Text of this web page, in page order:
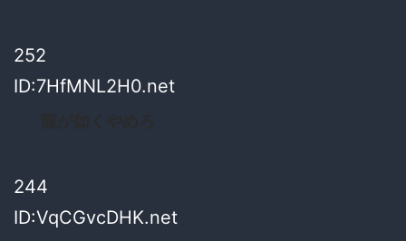
252
ID:7HfMNL2H0.net
244
ID:VqCGvcDHK.net